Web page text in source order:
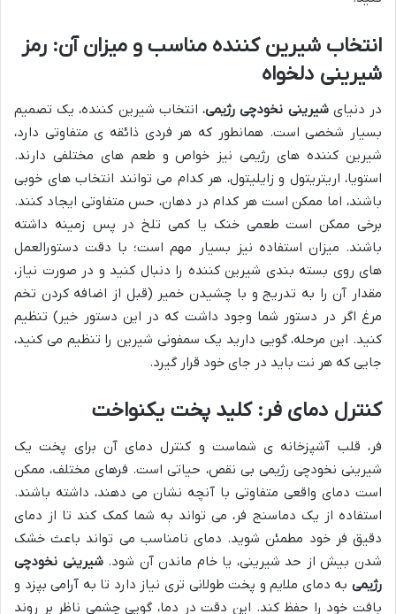
انتخاب شیرین کننده مناسب و میزان آن: رمز
شیرینی دلخواه
در دنیایشیرینی نخودچی رژیمی، انتخاب شیرین کننده، یک تصمیم
بسیار شخصی است. همانطور که هر فردی ذائقه ی متفاوتی دارد،
شیرین کننده های رژیمی نیز خواص و طعم های مختلفی دارند.
استویا، اریتریتول و زایلیتول، هر کدام می توانند انتخاب های خوبی
باشند، اما ممکن است هر کدام در دهان، حس متفاوتی ایجاد کنند.
برخی ممکن است طعمی خنک یا کمی تلخ در پس زمینه داشته
باشند. میزان استفاده نیز بسیار مهم است؛ با دقت دستورالعمل
های روی بسته بندی شیرین کننده را دنبال کنید و در صورت نیاز،
مقدار آن را به تدریج و با چشیدن خمیر (قبل از اضافه کردن تخم
مرغ اگر در دستور شما وجود داشت که در این دستور خیر) تنظیم
کنید. این مرحله، گویی دارید یک سمفونی شیرین را تنظیم می کنید،
جایی که هر نت باید در جای خود قرار گیرد.
کنترل دمای فر: کلید پخت یکنواخت
فر، قلب آشپزخانه ی شماست و کنترل دمای آن برای پخت یک
شیرینی نخودچی رژیمی بی نقص، حیاتی است. فرهای مختلف، ممکن
است دمای واقعی متفاوتی با آنچه نشان می دهند، داشته باشند.
استفاده از یک دماسنج فر، می تواند به شما کمک کند تا از دمای
دقیق فر خود مطمئن شوید. دمای نامناسب می تواند باعث خشک
شدن بیش از حد شیرینی، یا خام ماندن آن شود.شیرینی نخودچی
رژیمی به دمای ملایم و پخت طولانی تری نیاز دارد تا به آرامی بپزد و
بافت خود را حفظ کند. این دقت در دما، گویی چشمی ناظر بر روند